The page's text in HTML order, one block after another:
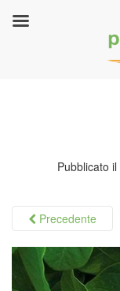
Pubblicato il
Precedente